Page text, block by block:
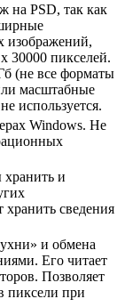
на PSD, так как
изображений,
30000 пикселей.
(не все форматы
масштабные
используется.
Windows. Не
хранить и
хранить сведения
и обмена
Его читает
Позволяет
пиксели при